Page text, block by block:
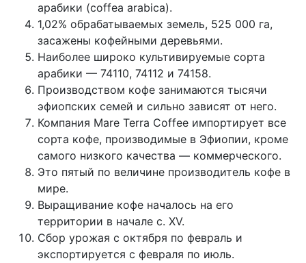
арабики (coffea arabica).
1,02% обрабатываемых земель, 525 000 га,
засажены кофейными деревьями.
Наиболее широко культивируемые сорта
арабики — 74110, 74112 и 74158.
Производством кофе занимаются тысячи
эфиопских семей и сильно зависят от него.
Компания Mare Terra Coffee импортирует все
сорта кофе, производимые в Эфиопии, кроме
самого низкого качества — коммерческого.
Это пятый по величине производитель кофе в
мире.
Выращивание кофе началось на его
территории в начале с. XV.
Сбор урожая с октября по февраль и
экспортируется с февраля по июль.